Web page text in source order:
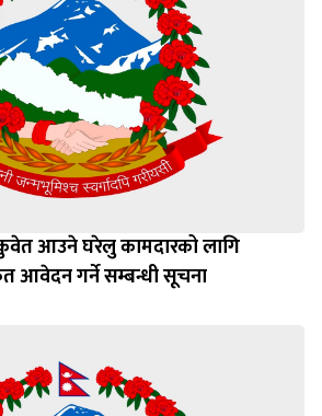
आउने घरेलु कामदारको लागि
आवेदन गर्ने सम्बन्धी सूचना